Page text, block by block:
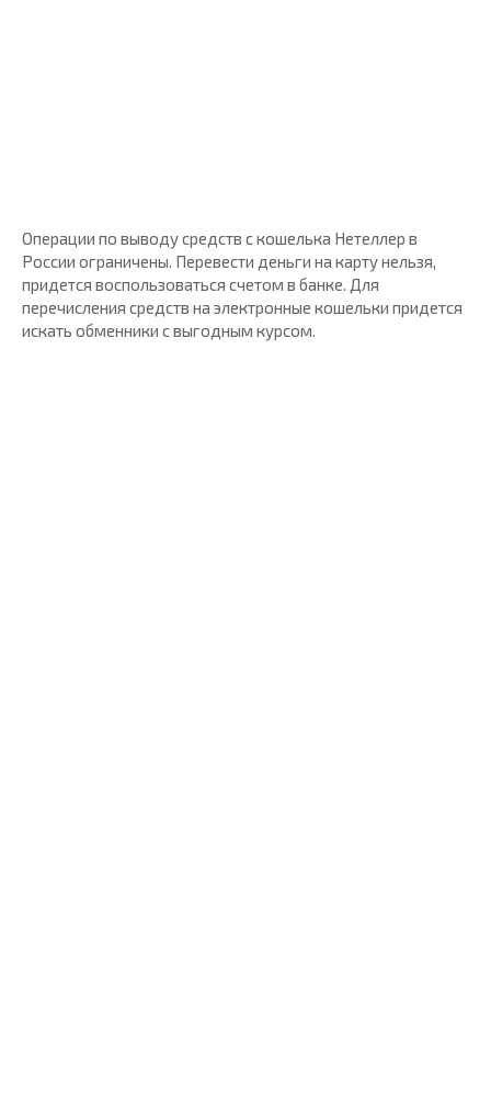
Операции по выводу средств с кошелька Нетеллер в
России ограничены. Перевести деньги на карту нельзя,
придется воспользоваться счетом в банке. Для
перечисления средств на электронные кошельки придется
искать обменники с выгодным курсом.